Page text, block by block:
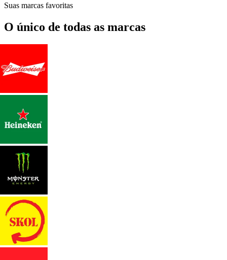
Suas marcas favoritas
O único de todas as marcas